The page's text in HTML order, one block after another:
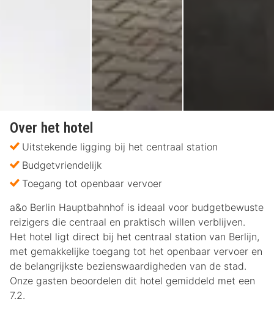
Over het hotel
Uitstekende ligging bij het centraal station
Budgetvriendelijk
Toegang tot openbaar vervoer
a&o Berlin Hauptbahnhof is ideaal voor budgetbewuste
reizigers die centraal en praktisch willen verblijven.
Het hotel ligt direct bij het centraal station van Berlijn,
met gemakkelijke toegang tot het openbaar vervoer en
de belangrijkste bezienswaardigheden van de stad.
Onze gasten beoordelen dit hotel gemiddeld met een
7.2.